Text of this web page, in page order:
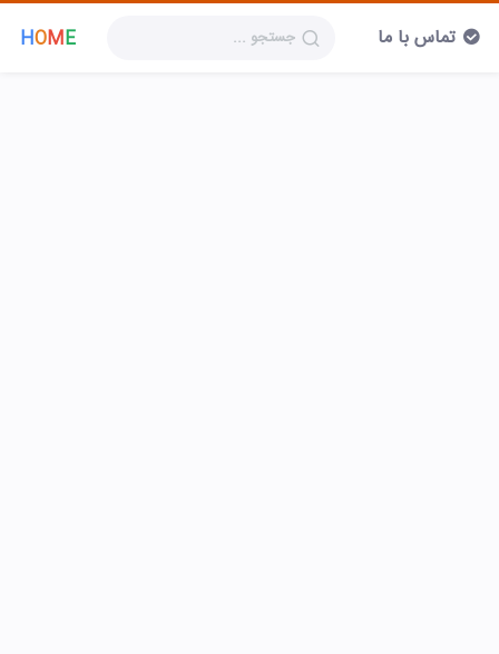
HOME تماس با ما